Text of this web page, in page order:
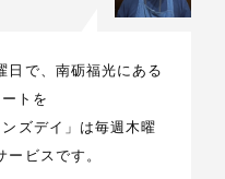
日で、南砺福光にある
トを
ズデイ」は毎週木曜
ビスです。